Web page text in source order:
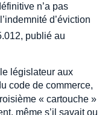
n’a pas
d’éviction
publié au
législateur aux
code de commerce,
« cartouche »
même s’il savait ou